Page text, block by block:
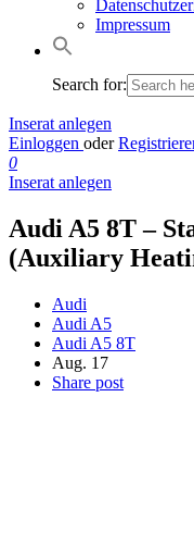
Impressum
Search for:
Inserat anlegen
Einloggen oder
0
Inserat anlegen
Audi A5 8T –
(Auxiliary
Audi
Audi A5
Audi A5 8T
Aug. 17
Share post